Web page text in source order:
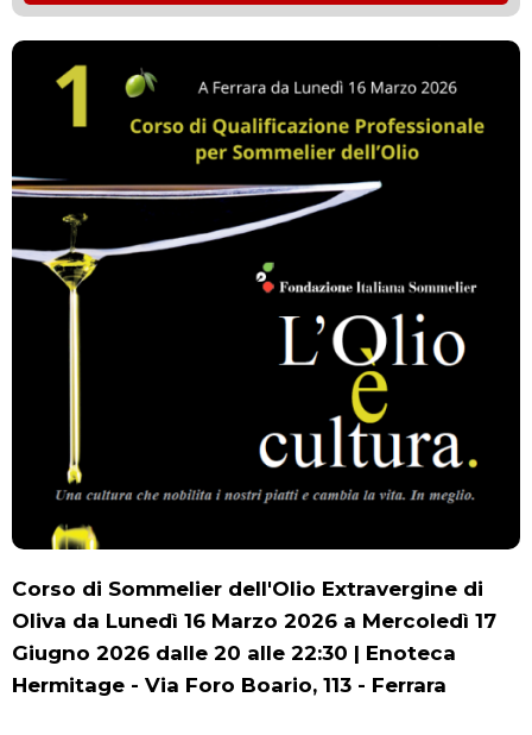
Corso di Sommelier dell'Olio Extravergine di
Oliva da Lunedì 16 Marzo 2026 a Mercoledì 17
Giugno 2026 dalle 20 alle 22:30 | Enoteca
Hermitage - Via Foro Boario, 113 - Ferrara